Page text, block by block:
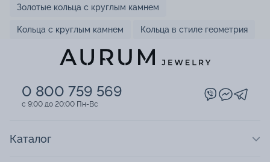
Золотые кольца с круглым камнем
Кольца с круглым камнем Кольца в стиле геометрия
0 800 759 569
c 9:00 до 20:00 Пн-Вс
Каталог